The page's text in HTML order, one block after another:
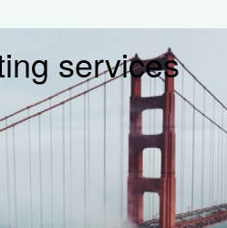
services